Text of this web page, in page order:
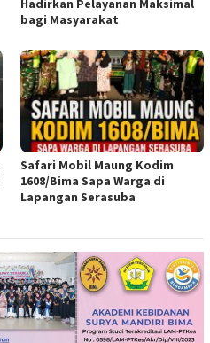
Hadirkan Pelayanan Maksimal
bagi Masyarakat
Safari Mobil Maung Kodim
1608/Bima Sapa Warga di
Lapangan Serasuba